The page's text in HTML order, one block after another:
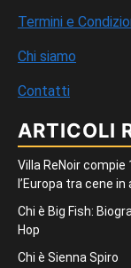
Termini e
Chi siamo
Contatti
ARTICOLI
Villa ReNoir compie
l’Europa tra cene
Chi è Big Fish:
Hop
Chi è Sienna Spiro